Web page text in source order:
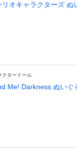
オキャラクターズ ぬ
クタードール
Me! Darkness ぬいぐ